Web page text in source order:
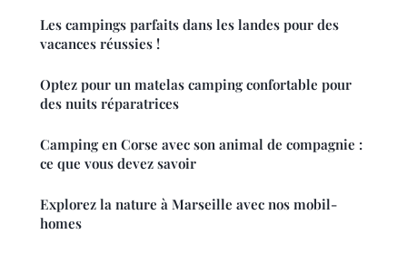
Les campings parfaits dans les landes pour des
vacances réussies !
Optez pour un matelas camping confortable pour
des nuits réparatrices
Camping en Corse avec son animal de compagnie :
ce que vous devez savoir
Explorez la nature à Marseille avec nos mobil-
homes